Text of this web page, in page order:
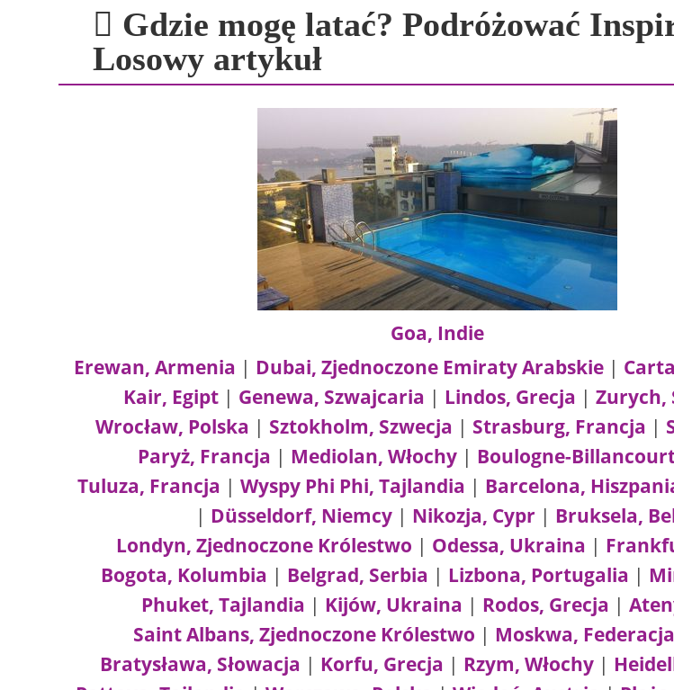
Gdzie mogę latać? Podróżować
Losowy artykuł
Goa, Indie
Erewan, Armenia | Dubai, Zjednoczone Emiraty Arabskie|
Kair, Egipt| Genewa, Szwajcaria | Lindos, Grecja | Zurych,
Wrocław, Polska | Sztokholm, Szwecja | Strasburg, Francja |
Paryż, Francja | Mediolan, Włochy | Boulogne-
Tuluza, Francja | Wyspy Phi Phi, Tajlandia | Barcelona,
| Düsseldorf, Niemcy| Nikozja, Cypr | Bruksela,
Londyn, Zjednoczone Królestwo | Odessa, Ukraina |
Bogota, Kolumbia | Belgrad, Serbia | Lizbona, Portugalia |
Phuket, Tajlandia | Kijów, Ukraina | Rodos, Grecja |
Saint Albans, Zjednoczone Królestwo | Moskwa,
Bratysława, Słowacja | Korfu, Grecja | Rzym, Włochy|